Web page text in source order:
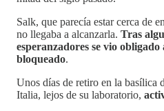
Salk, que parecía estar cerca de
no llegaba a alcanzarla. Tras
esperanzadores se vio obligado
bloqueado.
Unos días de retiro en la basílica
Italia, lejos de su laboratorio,